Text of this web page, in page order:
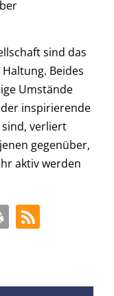
sind das
Beides
Umstände
inspirierende
verliert
gegenüber,
aktiv werden